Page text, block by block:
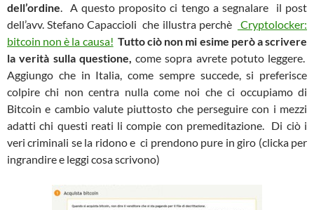
dell’ordine. A questo proposito ci tengo a segnalare il post
dell’avv. Stefano Capaccioli che illustra perchè
Cryptolocker:
bitcoin non è la causa! Tutto ciò non mi esime però a scrivere
la verità sulla questione, come sopra avrete potuto leggere.
Aggiungo che in Italia, come sempre succede, si preferisce
colpire chi non centra nulla come noi che ci occupiamo di
Bitcoin e cambio valute piuttosto che perseguire con i mezzi
adatti chi questi reati li compie con premeditazione. Di ciò i
veri criminali se la ridono e ci prendono pure in giro (clicka per
ingrandire e leggi cosa scrivono)